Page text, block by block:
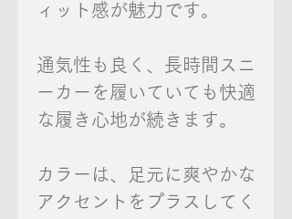
ィット感が魅力です。
通気性も良く、長時間スニ
ーカーを履いていても快適
な履き心地が続きます。
カラーは、足元に爽やかな
アクセントをプラスしてく